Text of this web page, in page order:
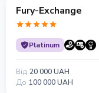
Fury-Exchange
Platinum
Від 20 000 UAH
До 100 000 UAH